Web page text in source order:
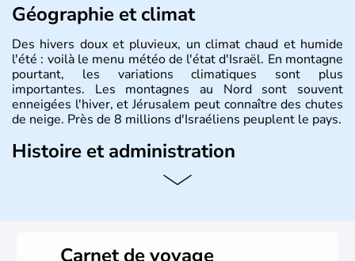
Géographie et climat
Des hivers doux et pluvieux, un climat chaud et humide
l'été : voilà le menu météo de l'état d'Israël. En montagne
pourtant, les variations climatiques sont plus
importantes. Les montagnes au Nord sont souvent
enneigées l'hiver, et Jérusalem peut connaître des chutes
de neige. Près de 8 millions d'Israéliens peuplent le pays.
Histoire et administration
L'Israël est un état de la partie est de la Méditerranée,
vrai essor économique dans le domaine des nouvelles
Carnet de voyage